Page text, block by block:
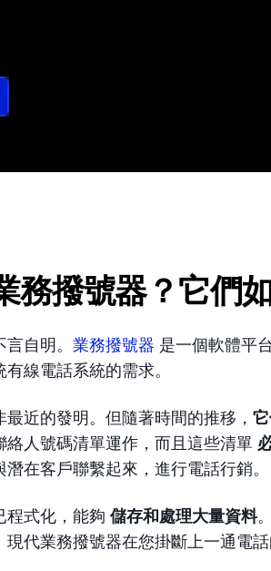
務撥號器？它們
自明。 業務撥號器 是一個軟體平
線電話系統的需求。
近的發明。但隨著時間的推移，
絡人號碼清單運作，而且這些清單
在客戶聯繫起來，進行電話行銷。
程式化，能夠 儲存和處理大量資料
現代業務撥號器在您掛斷上一通電